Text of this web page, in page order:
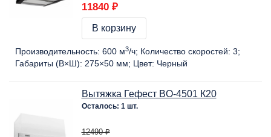
11840 ₽
В корзину
Производительность: 600 м3/ч Количество скоростей: 3
Габариты (В×Ш): 275×50 мм Цвет: Черный
Вытяжка Гефест BO-4501 К20
Осталось: 1 шт.
12490 ₽